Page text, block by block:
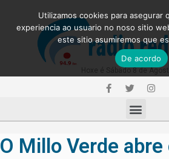
O Millo Verde abre
Utilizamos cookies para asegurar
experiencia ao usuario no noso sitio
este sitio asumiremos que
De acordo